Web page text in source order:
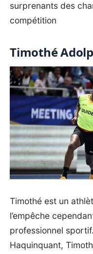
surprenants des
compétition
Timothé
Timothé est un
l’empêche
professionnel
Haquinquant,